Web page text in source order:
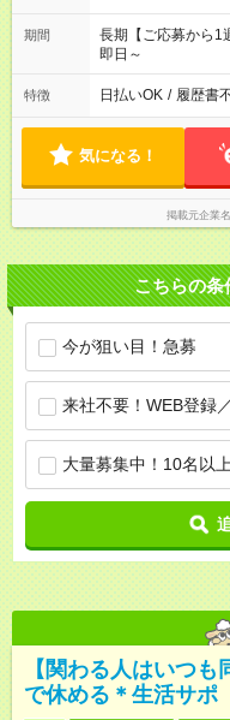
期間
長期【ご応募から1
即日～
特徴 日払いOK / 履歴書
気になる！
掲載元企業名
こちらの条
今が狙い目！急募
来社不要！WEB登録
大量募集中！10名以
【関わる人はいつ
で休める＊生活サポ